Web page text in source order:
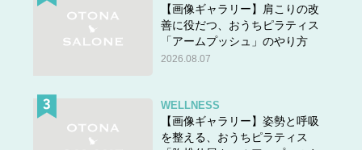
【画像ギャラリー】肩こりの改
善に役だつ、おうちピラティス
「アームプッシュ」のやり方
2026.08.07
WELLNESS
【画像ギャラリー】姿勢と呼吸
を整える、おうちピラティス